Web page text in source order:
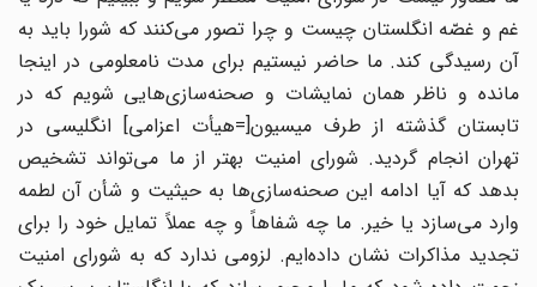
غم و غصّه انگلستان چیست و چرا تصور می‌کنند که شورا باید به
آن رسیدگی کند. ما حاضر نیستیم برای مدت نامعلومی در اینجا
مانده و ناظر همان نمایشات و صحنه‌سازی‌هایی شویم که در
تابستان گذشته از طرف میسیون[=هیأت اعزامی] انگلیسی در
تهران انجام گردید. شورای امنیت بهتر از ما می‌تواند تشخیص
بدهد که آیا ادامه این صحنه‌سازی‌ها به حیثیت و شأن آن لطمه
وارد می‌سازد یا خیر. ما چه شفاهاً و چه عملاً تمایل خود را برای
تجدید مذاکرات نشان داده‌ایم. لزومی ندارد که به شورای امنیت